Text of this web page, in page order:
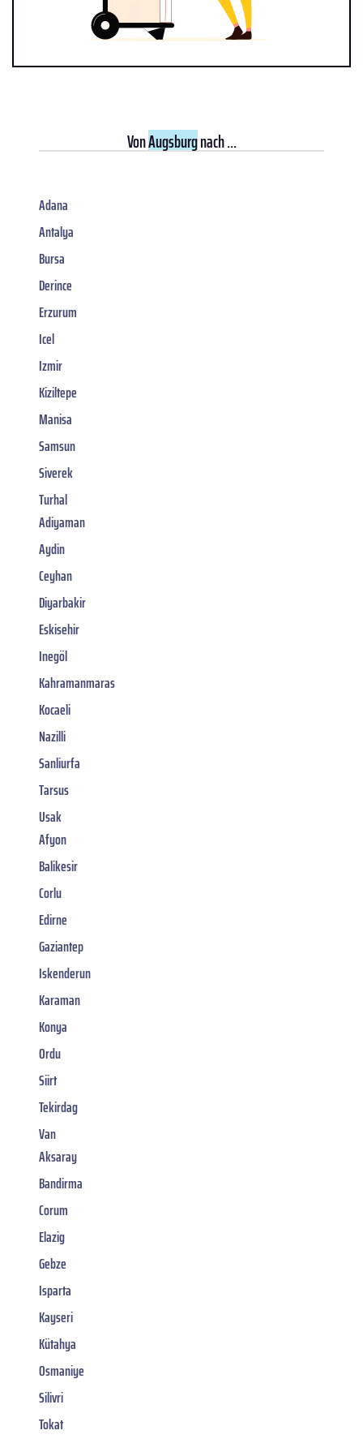
VonAugsburgnach ...
Adana
Antalya
Bursa
Derince
Erzurum
Icel
Izmir
Kiziltepe
Manisa
Samsun
Siverek
Turhal
Adiyaman
Aydin
Ceyhan
Diyarbakir
Eskisehir
Inegöl
Kahramanmaras
Kocaeli
Nazilli
Sanliurfa
Tarsus
Usak
Afyon
Balikesir
Corlu
Edirne
Gaziantep
Iskenderun
Karaman
Konya
Ordu
Siirt
Tekirdag
Van
Aksaray
Bandirma
Corum
Elazig
Gebze
Isparta
Kayseri
Kütahya
Osmaniye
Silivri
Tokat